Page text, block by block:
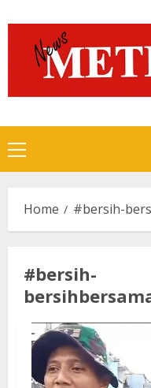
to
content
Primary
Menu
Home #bersih-
#bersih-